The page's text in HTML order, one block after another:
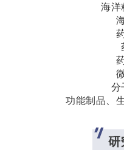
海洋
分
功能制品、
研